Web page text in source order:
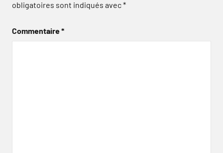
obligatoires sont indiqués avec*
Commentaire*